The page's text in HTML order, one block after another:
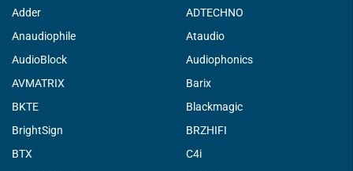
Adder
ADTECHNO
Anaudiophile
Ataudio
AudioBlock
Audiophonics
AVMATRIX
Barix
BKTE
Blackmagic
BrightSign
BRZHIFI
BTX
C4i